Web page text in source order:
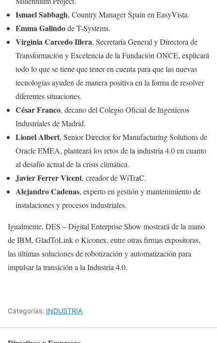
Ismael Sabbagh, Country Manager Spain en EasyVista.
Emma Galindode T-Systems.
Virginia Carcedo Illera, Secretaría General y Directora de
Transformación y Excelencia de la Fundación ONCE, explicará
todo lo que se tiene que tener en cuenta para que las nuevas
tecnologías ayuden de manera positiva en la forma de resolver
diferentes situaciones.
César Franco, decano del Colegio Oficial de Ingenieros
Industriales de Madrid.
Lionel Albert, Senior Director for Manufacturing Solutions de
Oracle EMEA, planteará los retos de la industria 4.0 en cuanto
al desafío actual de la crisis climática.
Javier Ferrer Vicent, creador de WiTraC.
Alejandro Cadenas, experto en gestión y mantenimiento de
instalaciones y procesos industriales.
Igualmente, DES – Digital Enterprise Show mostrará de la mano
de IBM, GladToLink o Kiconex, entre otras firmas expositoras,
las últimas soluciones de robotización y automatización para
impulsar la transición a la Industria 4.0.
Categorías: INDUSTRIA